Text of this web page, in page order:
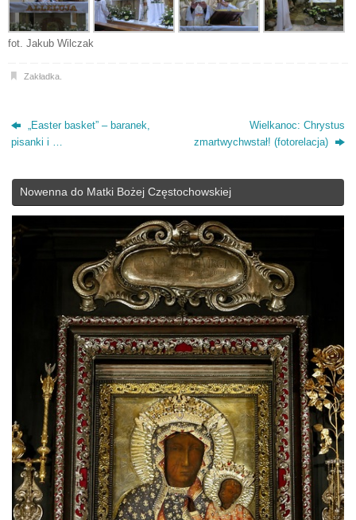
fot. Jakub Wilczak
Zakładka.
„Easter basket” – baranek,
pisanki i …
Wielkanoc: Chrystus
zmartwychwstał! (fotorelacja)
Nowenna do Matki Bożej Częstochowskiej